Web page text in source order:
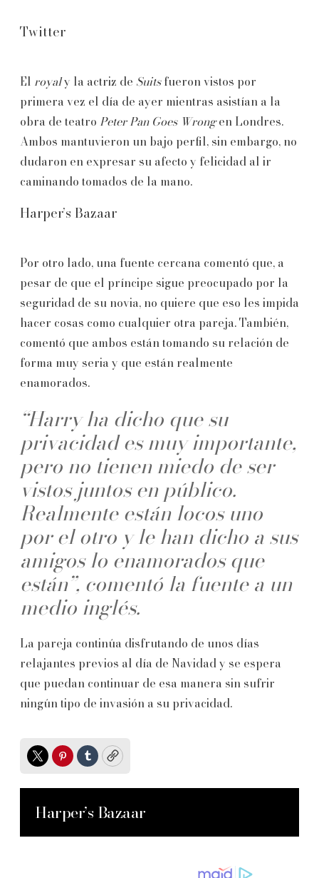
Twitter
El royaly la actriz de Suitsfueron vistos por
primera vez el día de ayer mientras asistían a la
obra de teatro Peter Pan Goes Wrongen Londres.
Ambos mantuvieron un bajo perfil, sin embargo, no
dudaron en expresar su afecto y felicidad al ir
caminando tomados de la mano.
Harper’s Bazaar
Por otro lado, una fuente cercana comentó que, a
pesar de que el príncipe sigue preocupado por la
seguridad de su novia, no quiere que eso les impida
hacer cosas como cualquier otra pareja. También,
comentó que ambos están tomando su relación de
forma muy seria y que están realmente
enamorados.
“Harry ha dicho que su
privacidad es muy importante,
pero no tienen miedo de ser
vistos juntos en público.
Realmente están locos uno
por el otro y le han dicho a sus
amigos lo enamorados que
están”, comentó la fuente a un
medio inglés.
La pareja continúa disfrutando de unos días
relajantes previos al día de Navidad y se espera
que puedan continuar de esa manera sin sufrir
ningún tipo de invasión a su privacidad.
TwitterPinterest
TumblrCopy
Harper’s Bazaar